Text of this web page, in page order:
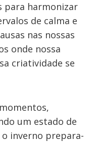
para harmonizar
de calma e
nas nossas
onde nossa
criatividade se
um estado de
inverno prepara-